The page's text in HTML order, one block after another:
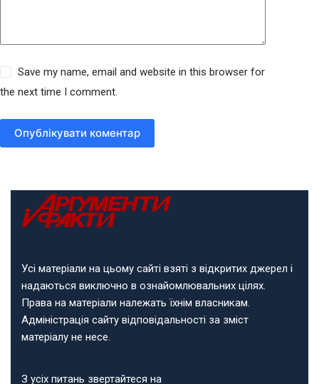
Save my name, email and website in this browser for
the next time I comment.
Опублікувати коментар
Усі матеріали на цьому сайті взяті з відкритих джерел і
надаються виключно в ознайомлювальних цілях.
Права на матеріали належать їхнім власникам.
Адміністрація сайту відповідальності за зміст
матеріалу не несе.
З усіх питань звертайтеся на